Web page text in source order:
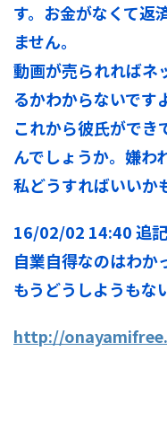
す。お金がなくて返
ません。
動画が売られればネ
るかわからないです
これから彼氏ができ
んでしょうか。嫌わ
私どうすればいいか
16/02/02 14:40 追記
自業自得なのはわか
もうどうしようもな
http://